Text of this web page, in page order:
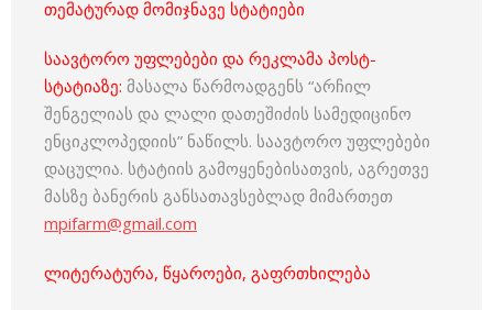
თემატურად მომიჯნავე სტატიები
საავტორო უფლებები და რეკლამა პოსტ-
სტატიაზე: მასალა წარმოადგენს “არჩილ
შენგელიას და ლალი დათეშიძის სამედიცინო
ენციკლოპედიის” ნაწილს. საავტორო უფლებები
დაცულია. სტატიის გამოყენებისათვის, აგრეთვე
მასზე ბანერის განსათავსებლად მიმართეთ
mpifarm@gmail.com
ლიტერატურა, წყაროები, გაფრთხილება